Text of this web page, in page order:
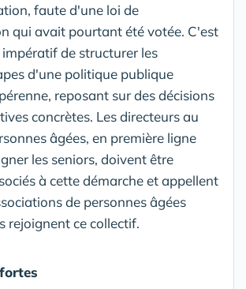
faute d'une loi de
qui avait pourtant été votée. C'est
de structurer les
d'une politique publique
reposant sur des décisions
concrètes. Les directeurs au
âgées, en première ligne
les seniors, doivent être
à cette démarche et appellent
de personnes âgées
rejoignent ce collectif.